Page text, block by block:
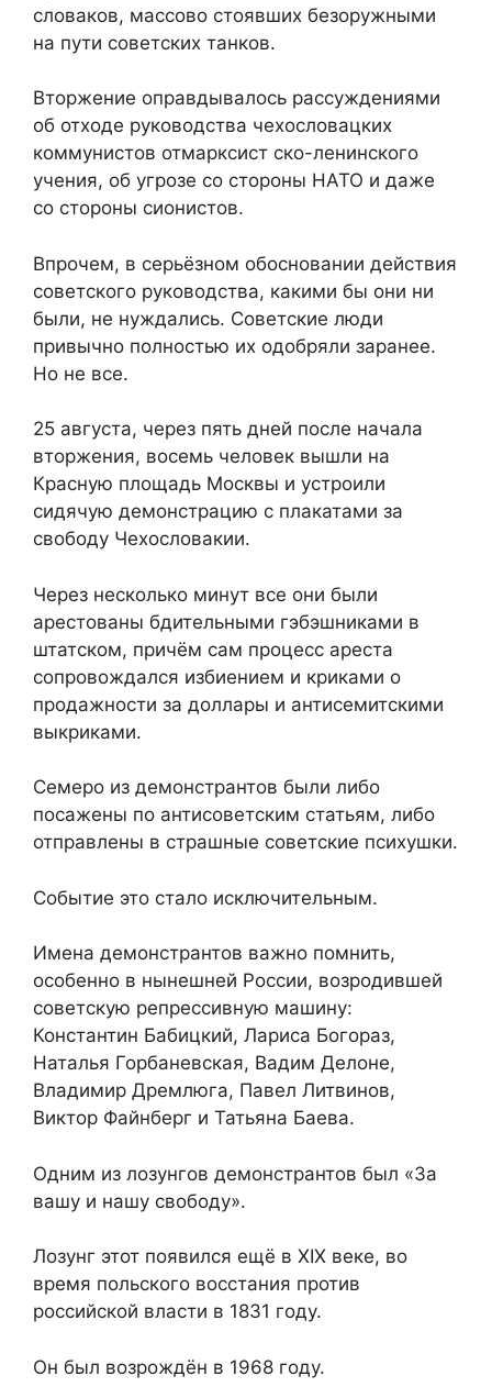
словаков, массово стоявших безоружными
на пути советских танков.
Вторжение оправдывалось рассуждениями
об отходе руководства чехословацких
коммунистов отмарксист ско-ленинского
учения, об угрозе со стороны НАТО и даже
со стороны сионистов.
Впрочем, в серьёзном обосновании действия
советского руководства, какими бы они ни
были, не нуждались. Советские люди
привычно полностью их одобряли заранее.
Но не все.
25 августа, через пять дней после начала
вторжения, восемь человек вышли на
Красную площадь Москвы и устроили
сидячую демонстрацию с плакатами за
свободу Чехословакии.
Через несколько минут все они были
арестованы бдительными гэбэшниками в
штатском, причём сам процесс ареста
сопровождался избиением и криками о
продажности за доллары и антисемитскими
выкриками.
Семеро из демонстрантов были либо
посажены по антисоветским статьям, либо
отправлены в страшные советские психушки.
Событие это стало исключительным.
Имена демонстрантов важно помнить,
особенно в нынешней России, возродившей
советскую репрессивную машину:
Константин Бабицкий, Лариса Богораз,
Наталья Горбаневская, Вадим Делоне,
Владимир Дремлюга, Павел Литвинов,
Виктор Файнберг и Татьяна Баева.
Одним из лозунгов демонстрантов был «За
вашу и нашу свободу».
Лозунг этот появился ещё в XIX веке, во
время польского восстания против
российской власти в 1831 году.
Он был возрождён в 1968 году.